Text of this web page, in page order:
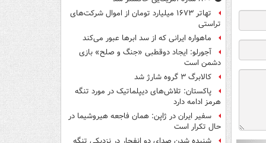
تهاتر ۱۶۷۳ میلیارد تومان از اموال شرکت‌های
تراستی
ماهواره ایرانی که از سد ابرها عبور می‌کند
آجورلو: ایجاد دوقطبی «جنگ و صلح‌» بازی
دشمن است
کالابرگ ۳ گروه شارژ شد
پاکستان: تلاش‌های دیپلماتیک در مورد تنگه
هرمز ادامه دارد
سفیر ایران در ژاپن: همان فاجعه هیروشیما در
حال تکرار است